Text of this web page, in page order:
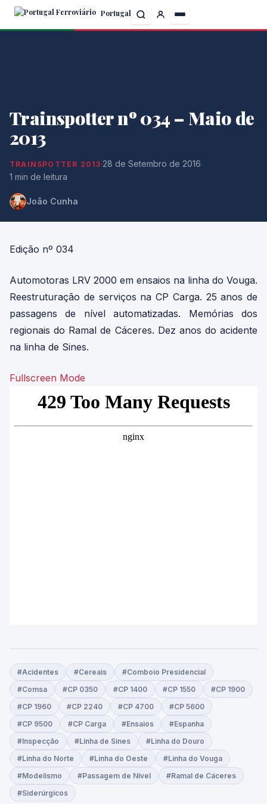
Skip
Portugal
Trainspotter nº 034 – Maio de
2013
TRAINSPOTTER 2013·28 de Setembro de 2016·
1 min de leitura
João Cunha
Edição nº 034
Automotoras LRV 2000 em ensaios na linha do Vouga.
Reestruturação de serviços na CP Carga. 25 anos de
passagens de nível automatizadas. Memórias dos
regionais do Ramal de Cáceres. Dez anos do acidente
na linha de Sines.
Fullscreen Mode
#Acidentes #Cereais
#Comboio Presidencial
#Comsa
#CP 0350 #CP 1400 #CP 1550
#CP 1900
#CP 1960
#CP 2240 #CP 4700
#CP 5600
#CP 9500
#CP Carga #Ensaios
#Espanha
#Inspecção
#Linha de Sines
#Linha do Douro
#Linha do Norte
#Linha do Oeste
#Linha do Vouga
#Modelismo
#Passagem de Nível
#Ramal de Cáceres
#Siderúrgicos